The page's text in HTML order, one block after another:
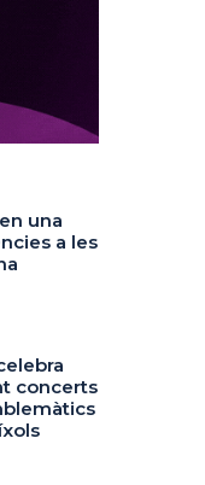
una
a les
concerts